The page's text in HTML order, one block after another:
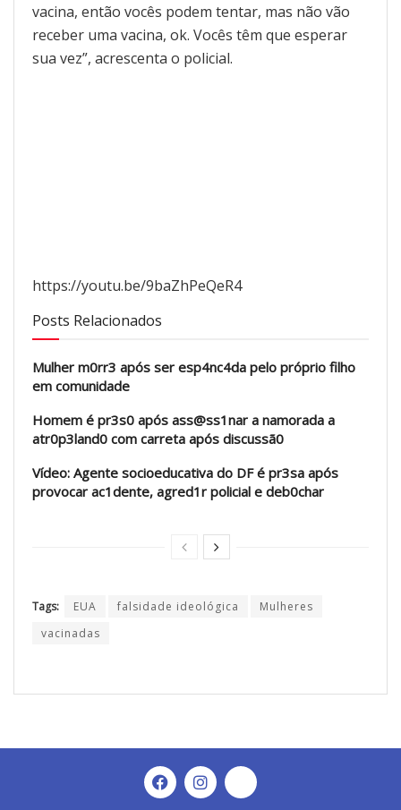
vacina, então vocês podem tentar, mas não vão
receber uma vacina, ok. Vocês têm que esperar
sua vez”, acrescenta o policial.
https://youtu.be/9baZhPeQeR4
Posts Relacionados
Mulher m0rr3 após ser esp4nc4da pelo próprio filho
em comunidade
Homem é pr3s0 após ass@ss1nar a namorada a
atr0p3land0 com carreta após discussã0
Vídeo: Agente socioeducativa do DF é pr3sa após
provocar ac1dente, agred1r policial e deb0char
Tags: EUA falsidade ideológica
Mulheres
vacinadas